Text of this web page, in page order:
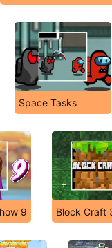
Space Tasks
9 Block Craft